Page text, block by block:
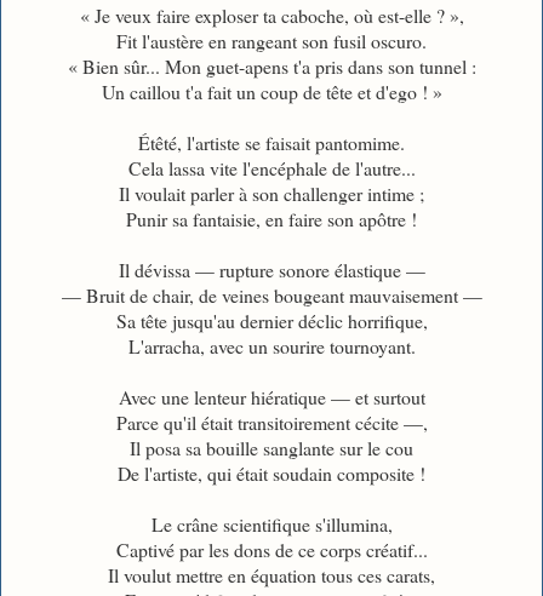
« Je veux faire exploser ta caboche, où est-elle ? »,
Fit l'austère en rangeant son fusil oscuro.
« Bien sûr... Mon guet-apens t'a pris dans son tunnel :
Un caillou t'a fait un coup de tête et d'ego ! »
Étêté, l'artiste se faisait pantomime.
Cela lassa vite l'encéphale de l'autre...
Il voulait parler à son challenger intime ;
Punir sa fantaisie, en faire son apôtre !
Il dévissa — rupture sonore élastique —
— Bruit de chair, de veines bougeant mauvaisement —
Sa tête jusqu'au dernier déclic horrifique,
L'arracha, avec un sourire tournoyant.
Avec une lenteur hiératique — et surtout
Parce qu'il était transitoirement cécite —,
Il posa sa bouille sanglante sur le cou
De l'artiste, qui était soudain composite !
Le crâne scientifique s'illumina,
Captivé par les dons de ce corps créatif...
Il voulut mettre en équation tous ces carats,